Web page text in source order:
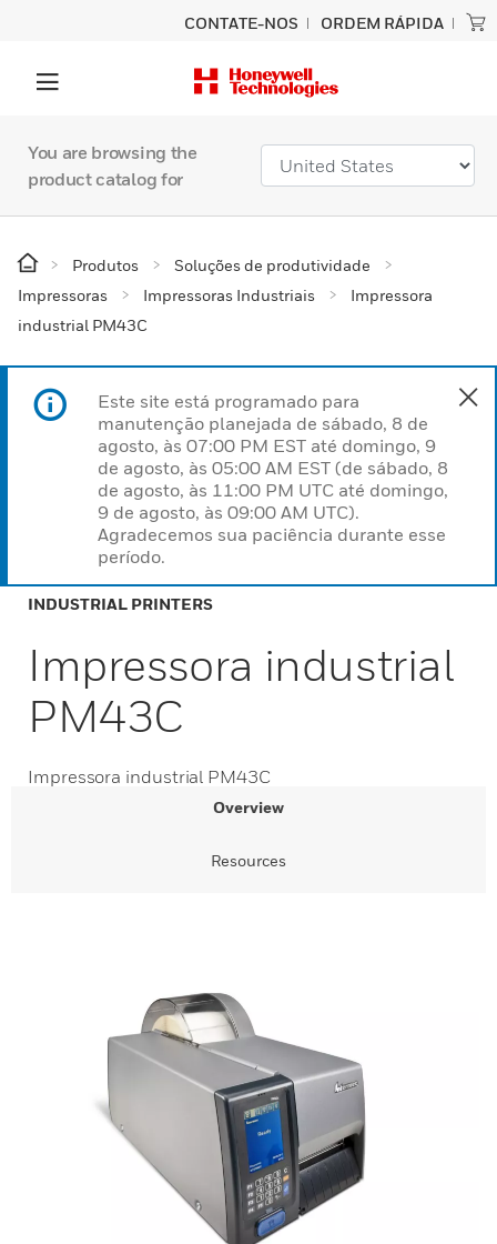
CONTATE-NOS ORDEM RÁPIDA
You are browsing the
product catalog for
Produtos
Soluções de produtividade
Impressoras
Impressoras Industriais
Impressora
industrial PM43C
Este site está programado para
manutenção planejada de sábado, 8 de
agosto, às 07:00 PM EST até domingo, 9
de agosto, às 05:00 AM EST (de sábado, 8
de agosto, às 11:00 PM UTC até domingo,
9 de agosto, às 09:00 AM UTC).
Agradecemos sua paciência durante esse
período.
INDUSTRIAL PRINTERS
Impressora industrial
PM43C
Impressora industrial PM43C
Overview
Resources